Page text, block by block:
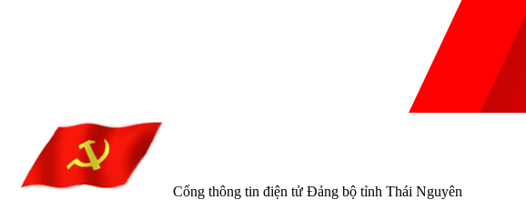
Cổng thông tin điện tử Đảng bộ tỉnh Thái Nguyên